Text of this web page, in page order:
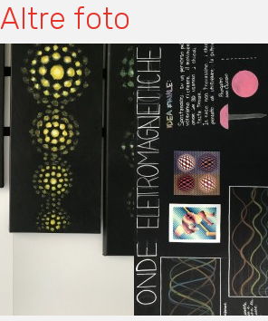
Altre foto